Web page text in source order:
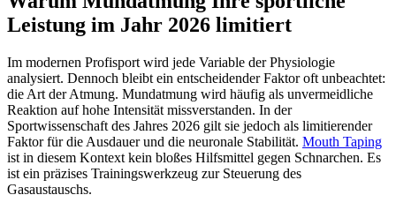
Leistung im Jahr 2026 limitiert
Im modernen Profisport wird jede Variable der Physiologie
analysiert. Dennoch bleibt ein entscheidender Faktor oft unbeachtet:
die Art der Atmung. Mundatmung wird häufig als unvermeidliche
Reaktion auf hohe Intensität missverstanden. In der
Sportwissenschaft des Jahres 2026 gilt sie jedoch als limitierender
Faktor für die Ausdauer und die neuronale Stabilität. Mouth Taping
ist in diesem Kontext kein bloßes Hilfsmittel gegen Schnarchen. Es
ist ein präzises Trainingswerkzeug zur Steuerung des
Gasaustauschs.